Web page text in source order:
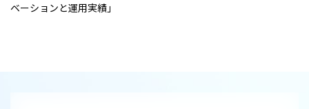
ベーションと運用実績」